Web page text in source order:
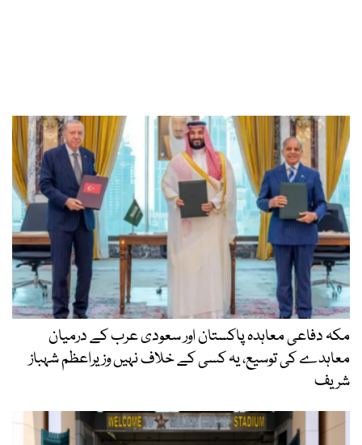
مکہ دفاعی معاہدہ پاکستان اور سعودی عرب کے درمیان
معاہدے کی توسیع، یہ کسی کے خلاف نہیں وزیراعظم شہباز
شریف